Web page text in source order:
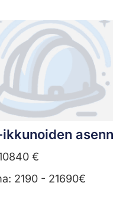
€
2190 - 21690€